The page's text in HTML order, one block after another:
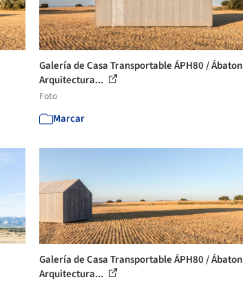
Galería de Casa Transportable ÁPH80 / Ábaton
Arquitectura...
Foto
Marcar
Galería de Casa Transportable ÁPH80 / Ábaton
Arquitectura...